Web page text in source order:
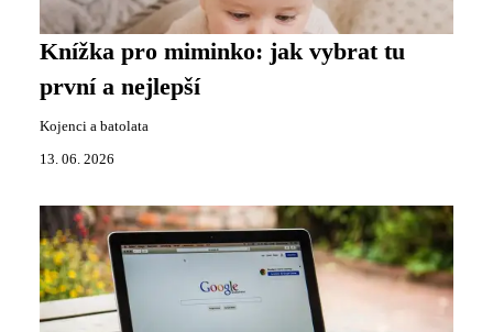
Knížka pro miminko: jak vybrat tu
první a nejlepší
Kojenci a batolata
13. 06. 2026